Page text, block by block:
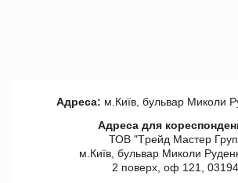
Адреса: м.Київ, бульвар Миколи
Адреса для
ТОВ "Tрейд Мастер
м.Київ, бульвар Миколи
2 поверх, оф 121, 03194